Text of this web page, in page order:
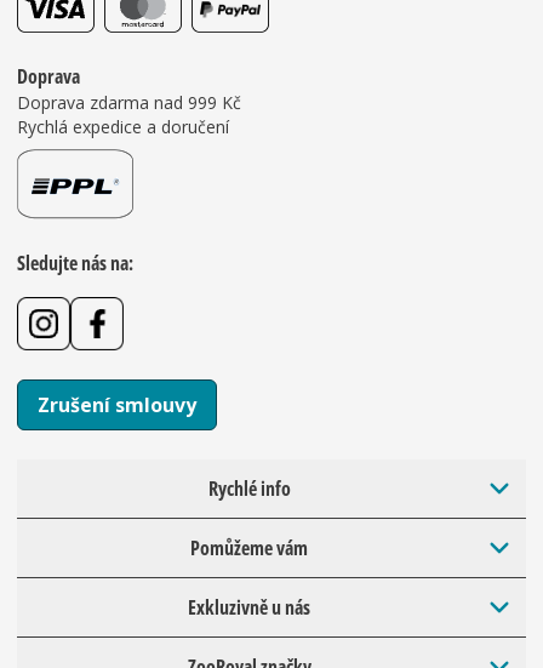
Doprava
Doprava zdarma nad 999 Kč
Rychlá expedice a doručení
Sledujte nás na:
Zrušení smlouvy
Rychlé info
Pomůžeme vám
Exkluzivně u nás